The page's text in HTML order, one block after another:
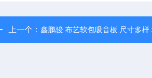
上一个：鑫鹏骏 布艺软包吸音板 尺寸多样 稳定性好